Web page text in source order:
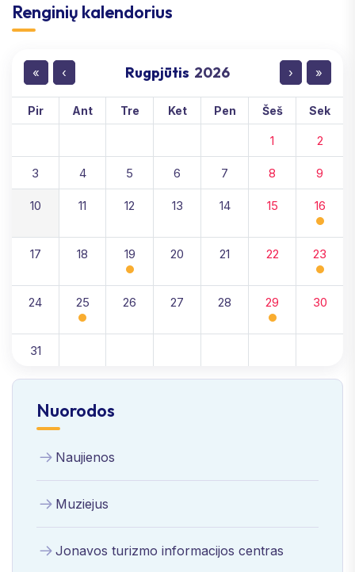
Renginių kalendorius
« ‹ Rugpjūtis 2026 › »
Pir Ant Tre Ket Pen Šeš Sek
1 2
3 4 5 6 7 8 9
10 11 12 13 14 15 16
17 18 19 20 21 22 23
24 25 26 27 28 29 30
31
Nuorodos
Naujienos
Muziejus
Jonavos turizmo informacijos centras